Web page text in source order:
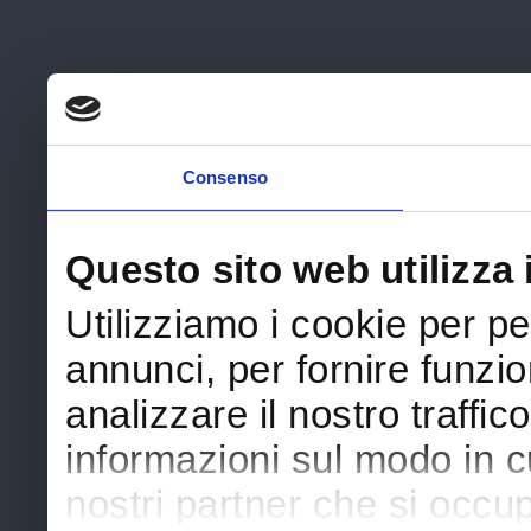
Consenso
Questo sito web utilizza
Utilizziamo i cookie per
annunci, per fornire
analizzare il nostro
informazioni sul modo in
nostri partner che si